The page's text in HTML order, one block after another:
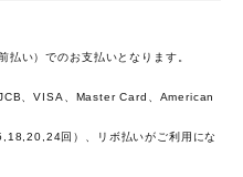
払い）でのお支払いとなります。
、VISA、Master Card、American
回）、リボ払いがご利用にな